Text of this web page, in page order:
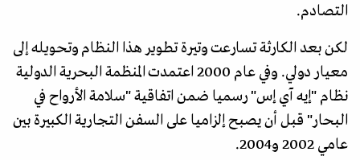
التصادم.
لكن بعد الكارثة تسارعت وتيرة تطوير هذا النظام وتحويله إلى
معيار دولي. وفي عام 2000 اعتمدت المنظمة البحرية الدولية
نظام "إيه آي إس" رسميا ضمن اتفاقية "سلامة الأرواح في
البحار" قبل أن يصبح إلزاميا على السفن التجارية الكبيرة بين
عامي 2002 و2004.